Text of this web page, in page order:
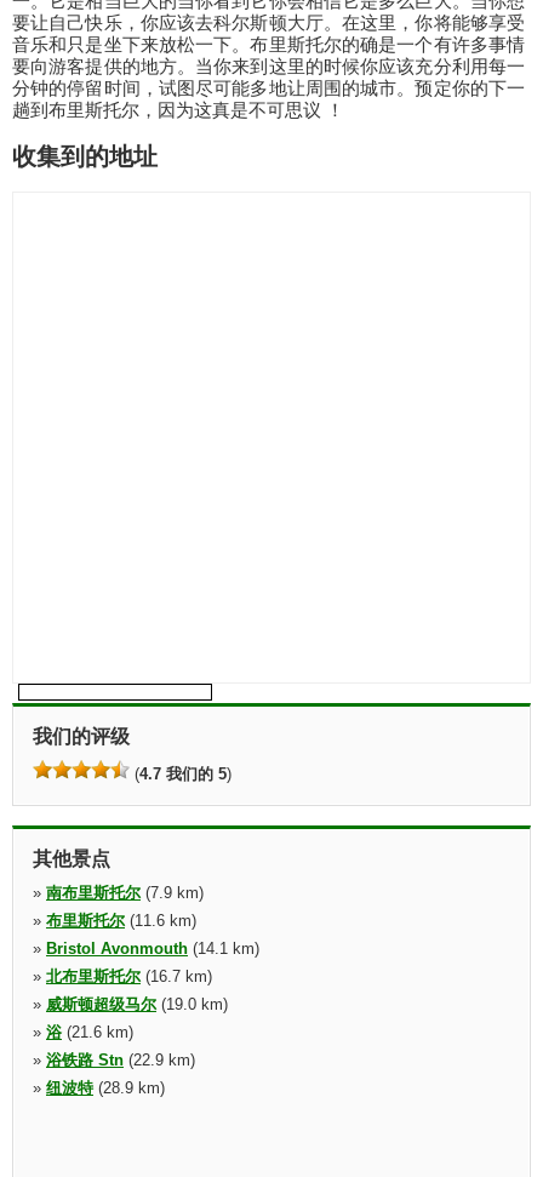
要让自己快乐，你应该去科尔斯顿大厅。在这里，你将能够享受
音乐和只是坐下来放松一下。布里斯托尔的确是一个有许多事情
要向游客提供的地方。当你来到这里的时候你应该充分利用每一
分钟的停留时间，试图尽可能多地让周围的城市。预定你的下一
趟到布里斯托尔，因为这真是不可思议 ！
收集到的地址
我们的评级
(4.7 我们的 5)
其他景点
» 南布里斯托尔(7.9 km)
» 布里斯托尔(11.6 km)
» Bristol Avonmouth (14.1 km)
» 北布里斯托尔(16.7 km)
» 威斯顿超级马尔(19.0 km)
» 浴 (21.6 km)
» 浴铁路 Stn (22.9 km)
» 纽波特(28.9 km)